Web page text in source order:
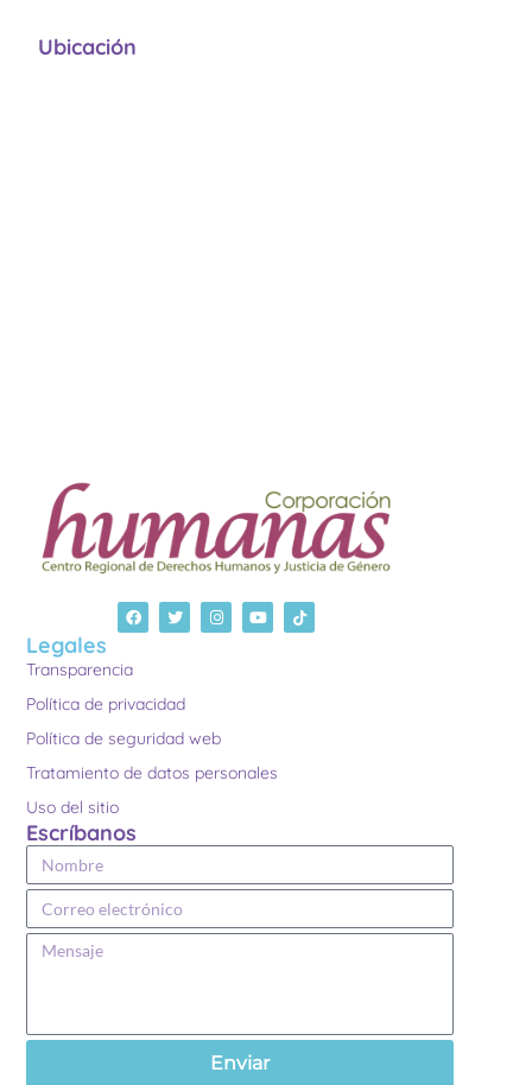
Legales
Transparencia
Política de privacidad
Política de seguridad web
Tratamiento de datos personales
Uso del sitio
Escríbanos
Enviar
Ubicación